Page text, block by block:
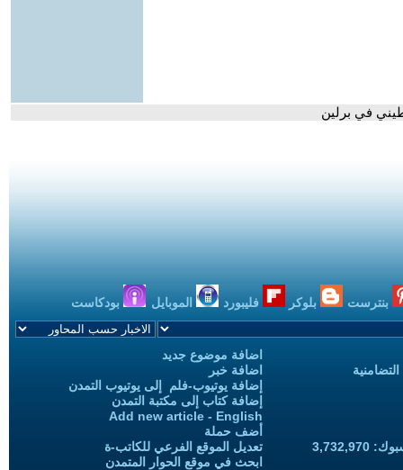
في برلين
بنترست بلوكر فليبورد الموبايل بودكاست
اضافة موضوع جديد
اضافة خبر
إضافة يوتيوب-فلم إلى يوتيوب التمدن
إضافة كتاب إلى مكتبة التمدن
Add new article - English
أضف حملة
تعديل الموقع الفرعي للكاتب-ة
ابحث في موقع الحوار المتمدن